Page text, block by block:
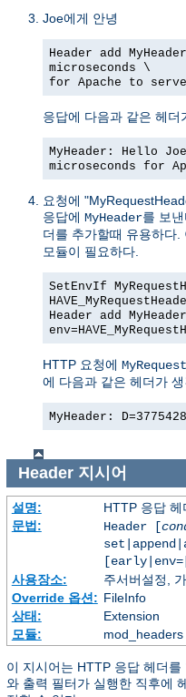
Joe에게 안녕
Header add
microseconds \
for Apache to
응답에 다음과 같은 헤더
MyHeader: Hello
microseconds for
요청에
응답에 MyHeader를 보
더를 추가할때 유용하다.
모듈이 필요하다.
SetEnvIf
Header add
HTTP 요청에
에 다음과 같은 헤더가 생
MyHeader:
Header지시어
설명:
HTTP 응답
문법:
Header [
사용장소:
주서버설정,
Override 옵션: FileInfo
상태:
Extension
모듈:
mod_headers
이 지시어는 HTTP 응답 헤더
와 출력 필터가 실행한 직후에